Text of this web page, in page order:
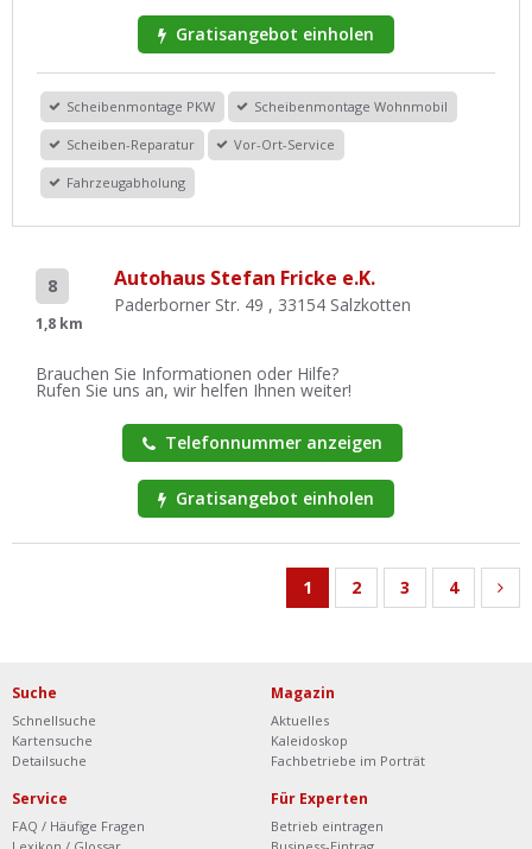
Gratisangebot einholen
Scheibenmontage PKW Scheibenmontage Wohnmobil
Scheiben-Reparatur Vor-Ort-Service
Fahrzeugabholung
8
1,8 km
Autohaus Stefan Fricke e.K.
Paderborner Str. 49 , 33154 Salzkotten
Brauchen Sie Informationen oder Hilfe?
Rufen Sie uns an, wir helfen Ihnen weiter!
Telefonnummer anzeigen
Gratisangebot einholen
1 2 3 4
Suche
Schnellsuche
Kartensuche
Detailsuche
Magazin
Aktuelles
Kaleidoskop
Fachbetriebe im Porträt
Service
FAQ / Häufige Fragen
Für Experten
Betrieb eintragen